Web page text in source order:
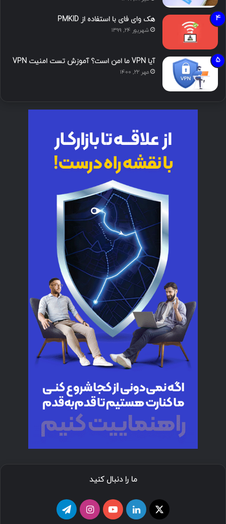
هک وای فای با استفاده از PMKID
شهریور ۲۴, ۱۳۹۹
آیا VPN ما امن است؟ آموزش تست امنیت VPN
مهر ۲۲, ۱۴۰۰
ما را دنبال کنید